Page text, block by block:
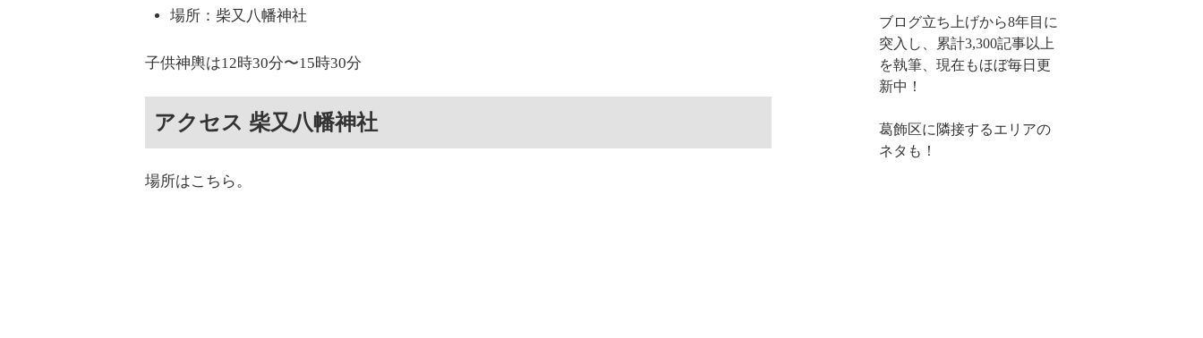
場所：柴又八幡神社
子供神輿は12時30分〜15時30分
アクセス 柴又八幡神社
場所はこちら。
ブログ立ち上げから8年目に
突入し、累計3,300記事以上
を執筆、現在もほぼ毎日更
新中！
葛飾区に隣接するエリアの
ネタも！